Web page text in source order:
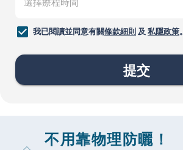
我已閱讀並同意有關條款細則 及 私隱政策。
提交
不用靠物理防曬！